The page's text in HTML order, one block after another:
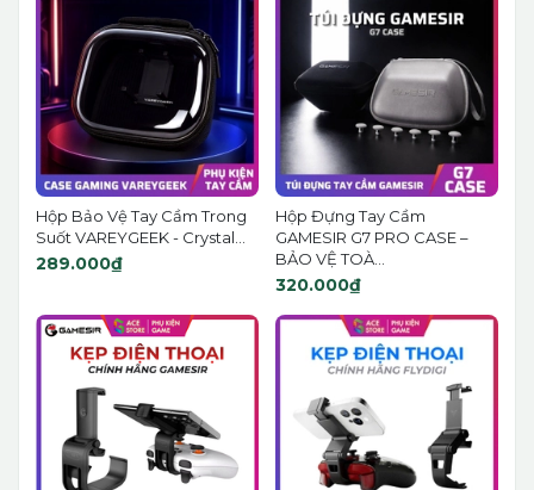
Hộp Bảo Vệ Tay Cầm Trong
Suốt VAREYGEEK - Crystal...
289.000₫
Hộp Đựng Tay Cầm
GAMESIR G7 PRO CASE –
BẢO VỆ TOÀ...
320.000₫